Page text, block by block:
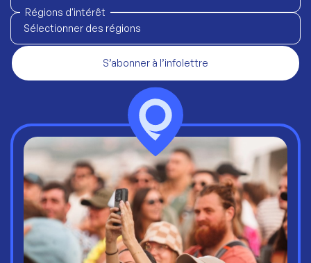
Régions d'intérêt
Sélectionner des régions
S’abonner à l’infolettre